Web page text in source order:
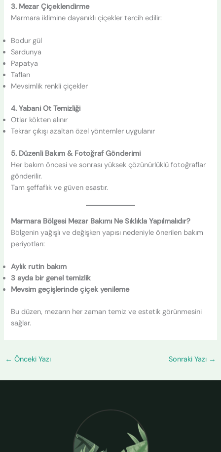
3. Mezar Çiçeklendirme
Marmara iklimine dayanıklı çiçekler tercih edilir:
Bodur gül
Sardunya
Papatya
Taflan
Mevsimlik renkli çiçekler
4. Yabani Ot Temizliği
Otlar kökten alınır
Tekrar çıkışı azaltan özel yöntemler uygulanır
5. Düzenli Bakım & Fotoğraf Gönderimi
Her bakım öncesi ve sonrası yüksek çözünürlüklü fotoğraflar
gönderilir.
Tam şeffaflık ve güven esastır.
Marmara Bölgesi Mezar Bakımı Ne Sıklıkla Yapılmalıdır?
Bölgenin yağışlı ve değişken yapısı nedeniyle önerilen bakım
periyotları:
Aylık rutin bakım
3 ayda bir genel temizlik
Mevsim geçişlerinde çiçek yenileme
Bu düzen, mezarın her zaman temiz ve estetik görünmesini
sağlar.
← Önceki Yazı Sonraki Yazı →